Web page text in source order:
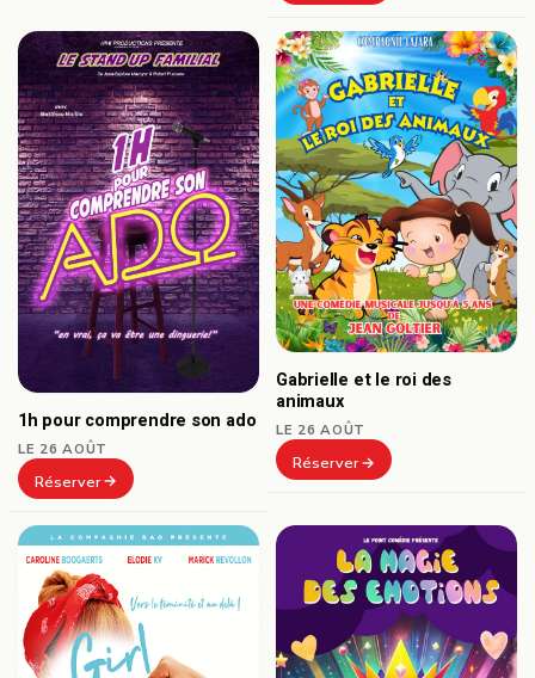
1h pour comprendre son ado
LE 26 AOÛT
Réserver
Gabrielle et le roi des
animaux
LE 26 AOÛT
Réserver